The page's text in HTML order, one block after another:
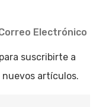
Electrónico
suscribirte a
artículos.